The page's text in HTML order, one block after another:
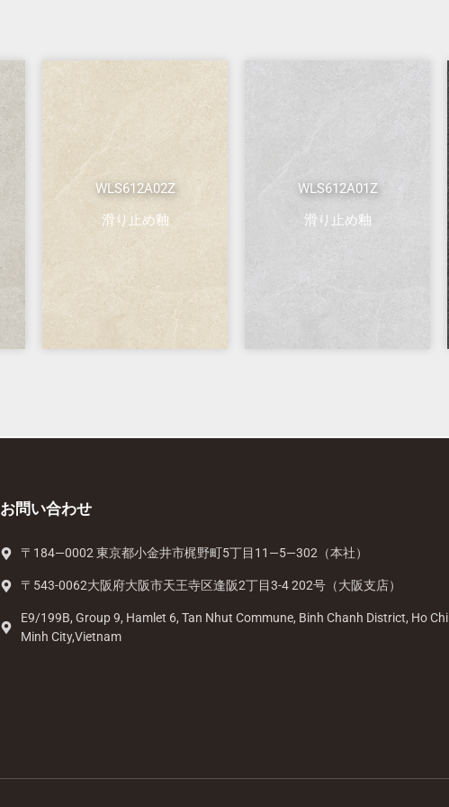
WLS612A02Z
滑り止め釉
WLS612A01Z
滑り止め釉
お問い合わせ
〒184—0002 東京都小金井市梶野町5丁目11—5—302（本社）
〒543-0062大阪府大阪市天王寺区逢阪2丁目3-4 202号（大阪支店）
E9/199B, Group 9, Hamlet 6, Tan Nhut Commune, Binh Chanh District, Ho Chi
Minh City,Vietnam